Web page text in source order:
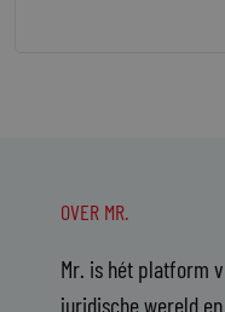
OVER MR.
Mr. is hét platform
juridische wereld